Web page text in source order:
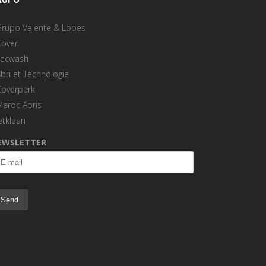
Valente & Lopes
et Technologie
Abris